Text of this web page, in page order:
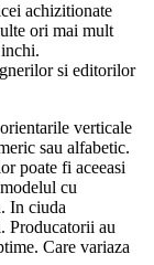
achizitionate
ori mai mult
si editorilor
verticale
sau alfabetic.
poate fi aceeasi
cu
In ciuda
Producatorii au
Care variaza